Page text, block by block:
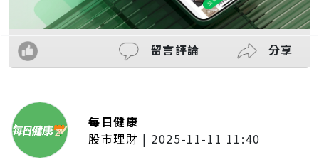
留言評論 分享
每日健康
股市理財 | 2025-11-11 11:40